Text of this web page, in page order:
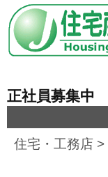
正社員募集中
住宅・工務店 >